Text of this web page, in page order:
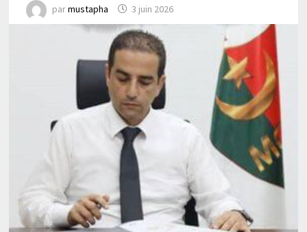
parmustapha 3 juin 2026